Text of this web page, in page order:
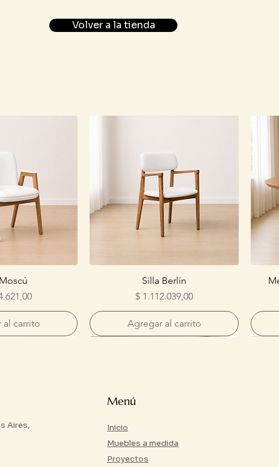
Volver a la tienda
al carrito
Silla Berlín
Precio
$ 1.112.039,00
Agregar al carrito
Aires,
Menú
Inicio
Muebles a medida
Proyectos